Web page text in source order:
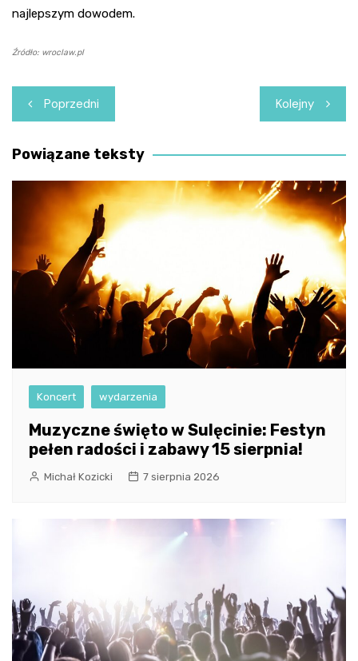
najlepszym dowodem.
Źródło: wroclaw.pl
Nawigacja
wpisu
Poprzedni Kolejny
Powiązane teksty
Koncert wydarzenia
Muzyczne święto w Sulęcinie: Festyn
pełen radości i zabawy 15 sierpnia!
Michał Kozicki 7 sierpnia 2026